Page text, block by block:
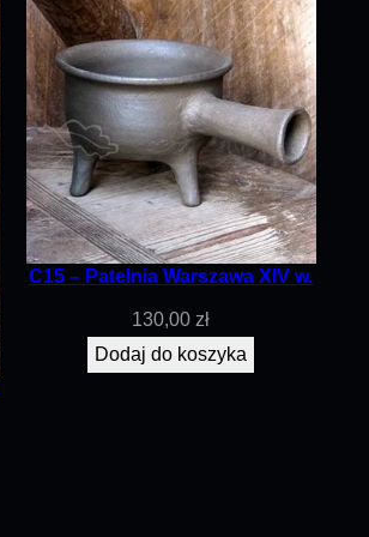
C15 – Patelnia Warszawa XIV w.
130,00 zł
Dodaj do koszyka